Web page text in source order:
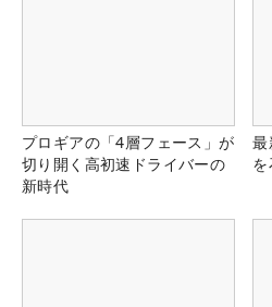
プロギアの「4層フェース」が
切り開く高初速ドライバーの
新時代
最